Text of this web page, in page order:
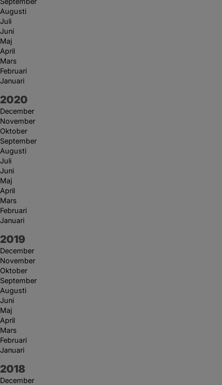
Augusti
Juli
Juni
Maj
April
Mars
Februari
Januari
År:
2020
December
November
Oktober
September
Augusti
Juli
Juni
Maj
April
Mars
Februari
Januari
År:
2019
December
November
Oktober
September
Augusti
Juni
Maj
April
Mars
Februari
Januari
År:
2018
December